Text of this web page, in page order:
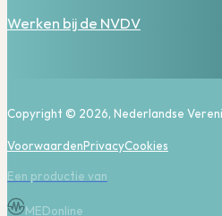
Werken bij de NVDV
Copyright © 2026, Nederlandse
VoorwaardenPrivacyCookies
Een productie van
MEDonline